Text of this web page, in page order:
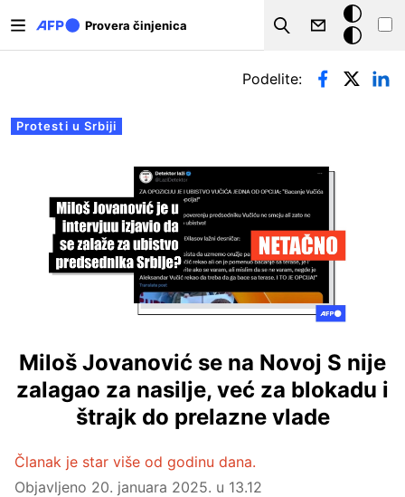
Provera činjenica
Search
Tamna
pozadina
Примарни табови
Protesti u Srbiji
Podelite:
Miloš Jovanović se na Novoj S nije
zalagao za nasilje, već za blokadu i
štrajk do prelazne vlade
Članak je star više od godinu dana.
Objavljeno 20. januara 2025. u 13.12